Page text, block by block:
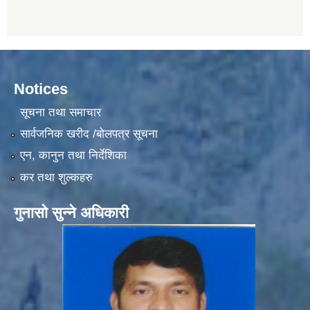
Notices
सूचना तथा समाचार
सार्वजनिक खरीद /बोलपत्र सूचना
एन, कानुन तथा निर्देशिका
कर तथा शुल्कहरु
गुनासो सुन्ने अधिकारी